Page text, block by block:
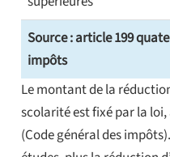
Source : article 199
impôts
Le montant de la
scolarité est fixé par la loi,
(Code général des